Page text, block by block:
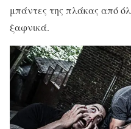
μπάντες της πλάκας από
ξαφνικά.